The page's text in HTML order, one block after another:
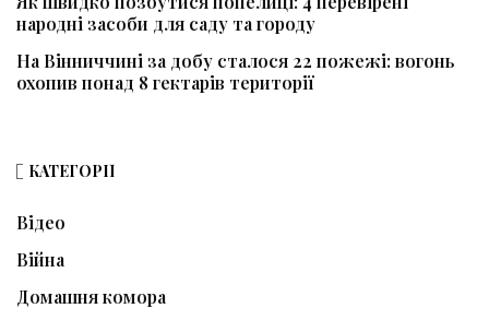
народні засоби для саду та городу
На Вінниччині за добу сталося 22 пожежі: вогонь
охопив понад 8 гектарів території
КАТЕГОРІЇ
Відео
Війна
Домашня комора